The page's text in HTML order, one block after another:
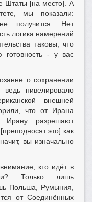
Штаты [на место]. А
мы показали:
получится. Нет
логика намерений
таковы, что
- у вас
о сохранении
нивелировало
внешней
что от Ирана
разрешают
это] как
вы изначально
кто идёт в
Только лишь
Польша, Румыния,
от Соединённых